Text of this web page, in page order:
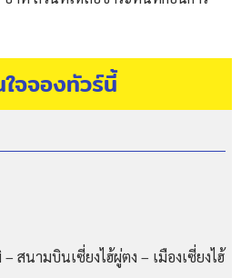
จจองทัวร์นี้
สนามบินเซี่ยงไฮ้ผู่ตง – เมืองเซี่ยงไฮ้